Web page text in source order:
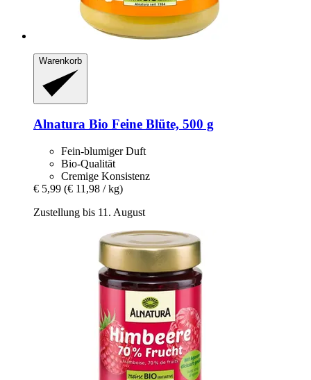
Warenkorb
Alnatura Bio Feine Blüte, 500 g
Fein-blumiger Duft
Bio-Qualität
Cremige Konsistenz
€ 5,99 (€ 11,98 / kg)
Zustellung bis 11. August